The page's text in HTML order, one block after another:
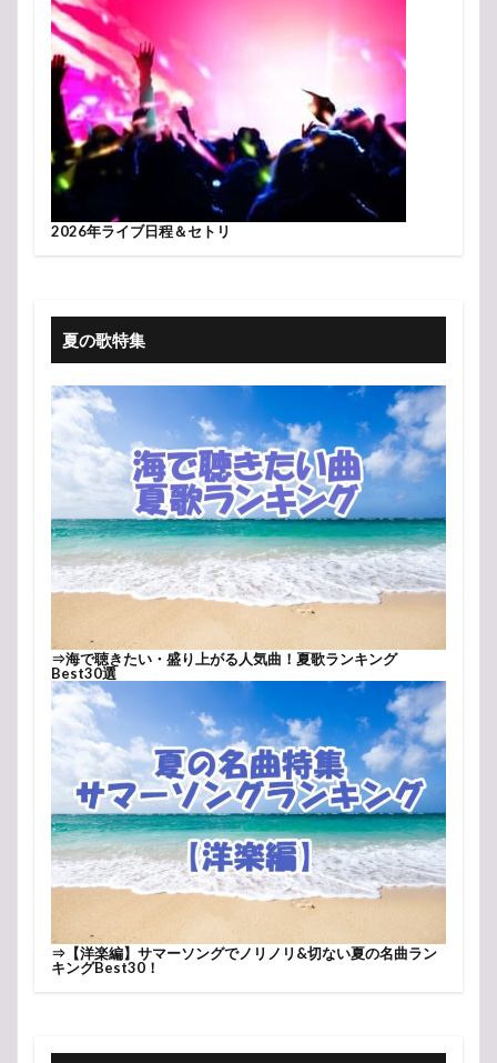
2026年ライブ日程＆セトリ
夏の歌特集
⇒海で聴きたい・盛り上がる人気曲！夏歌ランキング
Best30選
⇒ 【洋楽編】サマーソングでノリノリ&切ない夏の名曲ラン
キングBest30！